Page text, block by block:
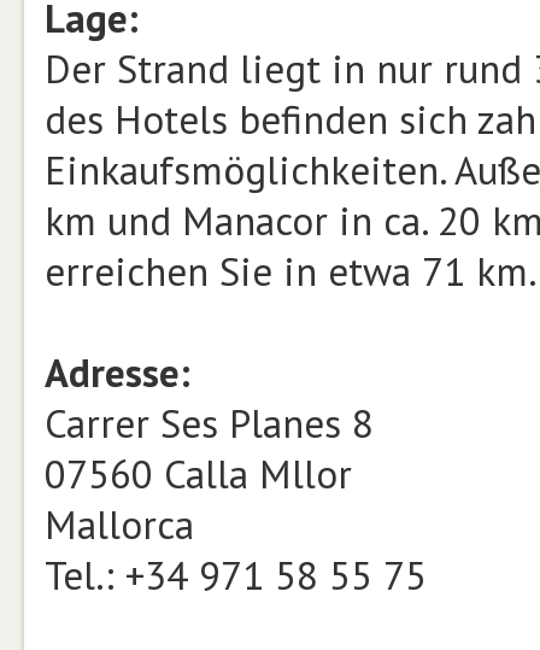
Lage:
Der Strand liegt in nur rund
des Hotels befinden sich
Einkaufsmöglichkeiten.
km und Manacor in ca. 20
erreichen Sie in etwa 71 km.
Adresse:
Carrer Ses Planes 8
07560 Calla Mllor
Mallorca
Tel.: +34 971 58 55 75